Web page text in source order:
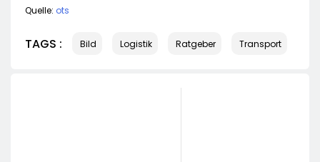
Quelle: ots
TAGS : Bild Logistik Ratgeber Transport